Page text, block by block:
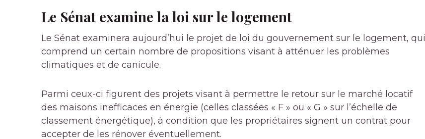
Le Sénat examine la loi sur le logement
Le Sénat examinera aujourd’hui le projet de loi du gouvernement sur le logement, qui
comprend un certain nombre de propositions visant à atténuer les problèmes
climatiques et de canicule.
Parmi ceux-ci figurent des projets visant à permettre le retour sur le marché locatif
des maisons inefficaces en énergie (celles classées « F » ou « G » sur l’échelle de
classement énergétique), à ​​condition que les propriétaires signent un contrat pour
accepter de les rénover éventuellement.